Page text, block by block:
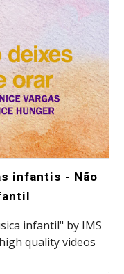
infantis - Não
infantil" by IMS
quality videos